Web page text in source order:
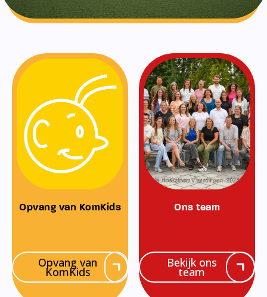
Opvang van KomKids
Opvang van
KomKids
Ons team
Bekijk ons
team